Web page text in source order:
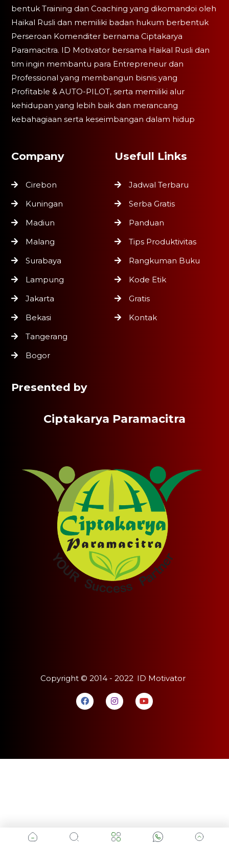
bentuk Training dan Coaching yang dikomandoi oleh
Haikal Rusli dan memiliki badan hukum berbentuk
Perseroan Komenditer bernama Ciptakarya
Paramacitra. ID Motivator bersama Haikal Rusli dan
tim ingin membantu para Entrepreneur dan
Professional yang membangun bisnis yang
Profitable & AUTO-PILOT, serta memiliki alur
kehidupan yang lebih baik dan merancang
kebahagiaan serta keseimbangan dalam hidup
Company
Cirebon
Kuningan
Madiun
Malang
Surabaya
Lampung
Jakarta
Bekasi
Tangerang
Bogor
Usefull Links
Jadwal Terbaru
Serba Gratis
Panduan
Tips Produktivitas
Rangkuman Buku
Kode Etik
Gratis
Kontak
Presented by
Ciptakarya Paramacitra
Copyright © 2014 - 2022 ID Motivator